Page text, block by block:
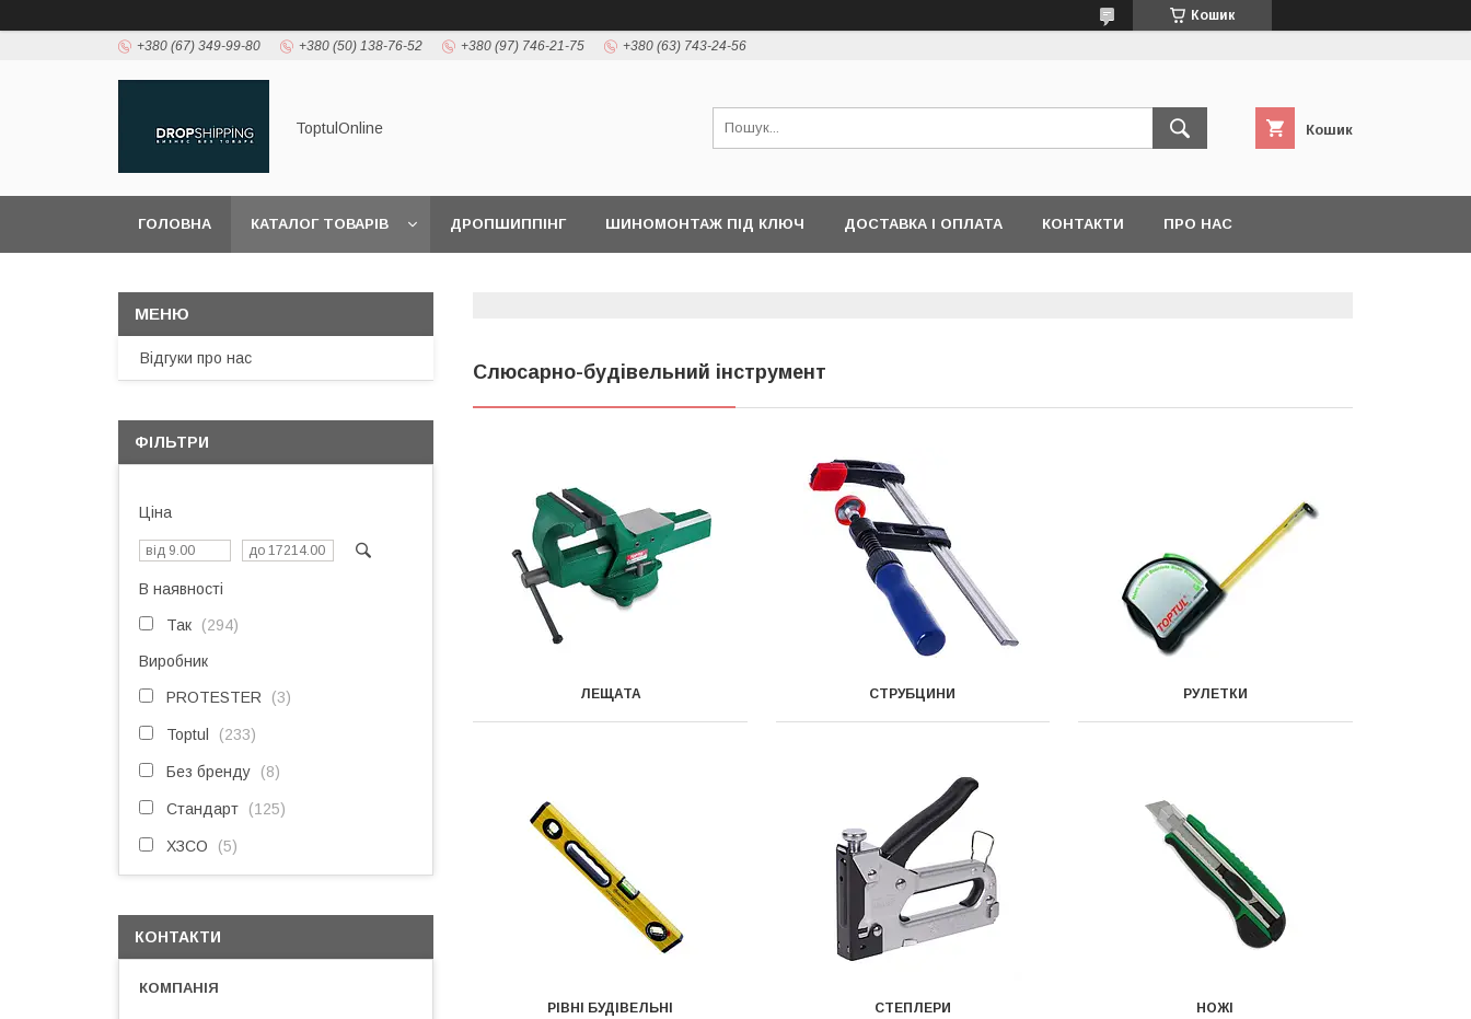
Кошик
+380 (67) 349-99-80 +380 (50) 138-76-52 +380 (97) 746-21-75 +380 (63) 743-24-56
ToptulOnline Кошик
ГОЛОВНА КАТАЛОГ ТОВАРІВ ДРОПШИППІНГ ШИНОМОНТАЖ ПІД КЛЮЧ ДОСТАВКА І ОПЛАТА КОНТАКТИ ПРО НАС
Слюсарно-будівельний інструмент
ЛЕЩАТА СТРУБЦИНИ РУЛЕТКИ
РІВНІ БУДІВЕЛЬНІ СТЕПЛЕРИ НОЖІ
Відгуки про нас
ФІЛЬТРИ
Ціна
В наявності
Так 294
Виробник
PROTESTER 3
Toptul 233
Без бренду 8
Стандарт 125
ХЗСО 5
КОНТАКТИ